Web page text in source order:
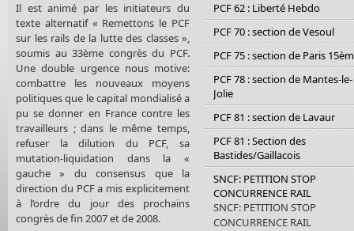
Il est animé par les initiateurs du
texte alternatif « Remettons le PCF
sur les rails de la lutte des classes »,
soumis au 33ème congrès du PCF.
Une double urgence nous motive:
combattre les nouveaux moyens
politiques que le capital mondialisé a
pu se donner en France contre les
travailleurs ; dans le même temps,
refuser la dilution du PCF, sa
mutation-liquidation dans la «
gauche » du consensus que la
direction du PCF a mis explicitement
à l’ordre du jour des prochains
congrès de fin 2007 et de 2008.
PCF 62 : Liberté Hebdo
PCF 70 : section de Vesoul
PCF 75 : section de Paris
PCF 78 : section de Mantes-le-
Jolie
PCF 81 : section de Lavaur
PCF 81 : Section des
Bastides/Gaillacois
SNCF: PETITION STOP
CONCURRENCE RAIL
SNCF: PETITION STOP
CONCURRENCE RAIL